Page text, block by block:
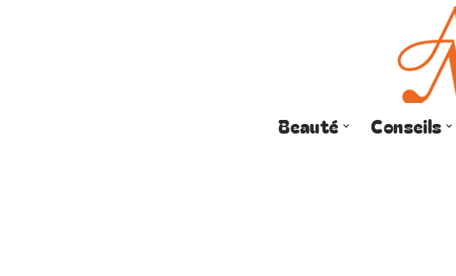
Beauté Conseils